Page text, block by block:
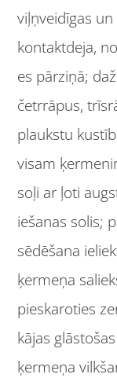
viļņveidīgas
kontaktdeja,
es pārziņā;
četrrāpus,
plaukstu
visam
soļi ar ļoti
iešanas solis;
sēdēšana
ķermeņa
pieskaroties
kājas
ķermeņa